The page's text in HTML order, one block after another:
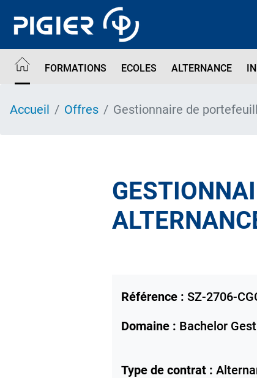
contenu
FORMATIONS ECOLES ALTERNANCE
Accueil Offres Gestionnaire de
Référence : SZ-2706-
Domaine : Bachelor
Type de contrat :